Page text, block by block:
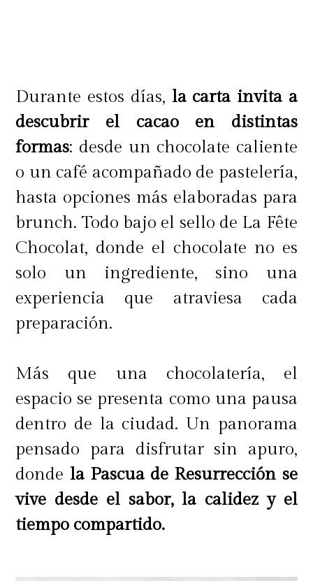
Durante estos días, la carta invita a
descubrir el cacao en distintas
formas: desde un chocolate caliente
o un café acompañado de pastelería,
hasta opciones más elaboradas para
brunch. Todo bajo el sello de La Fête
Chocolat, donde el chocolate no es
solo un ingrediente, sino una
experiencia que atraviesa cada
preparación.
Más que una chocolatería, el
espacio se presenta como una pausa
dentro de la ciudad. Un panorama
pensado para disfrutar sin apuro,
donde la Pascua de Resurrección se
vive desde el sabor, la calidez y el
tiempo compartido.